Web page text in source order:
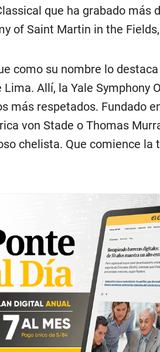
que ha grabado más
of Saint Martin in the
como su nombre lo
Allí, la Yale Symphony
más respetados. Fundado
von Stade o Thomas
chelista. Que comience la